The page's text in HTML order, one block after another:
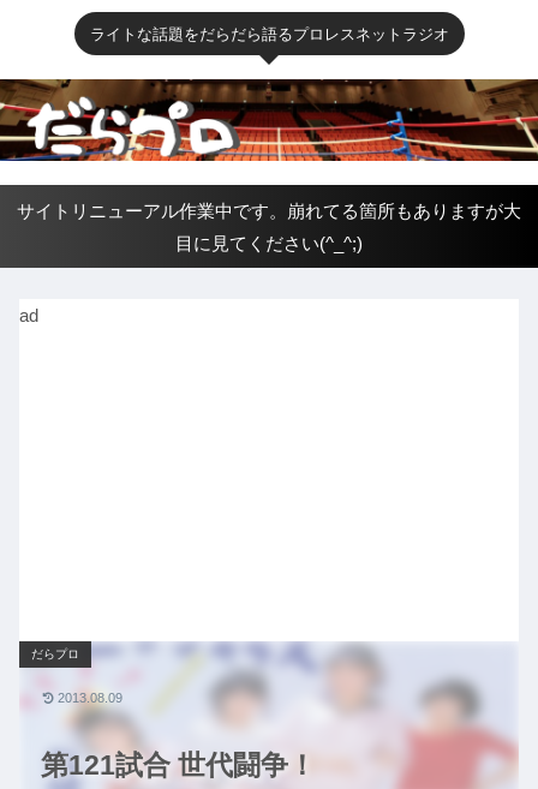
ライトな話題をだらだら語るプロレスネットラジオ
サイトリニューアル作業中です。崩れてる箇所もありますが大
目に見てください(^_^;)
ad
第121試合 世代闘争！
だらプロ
2013.08.09